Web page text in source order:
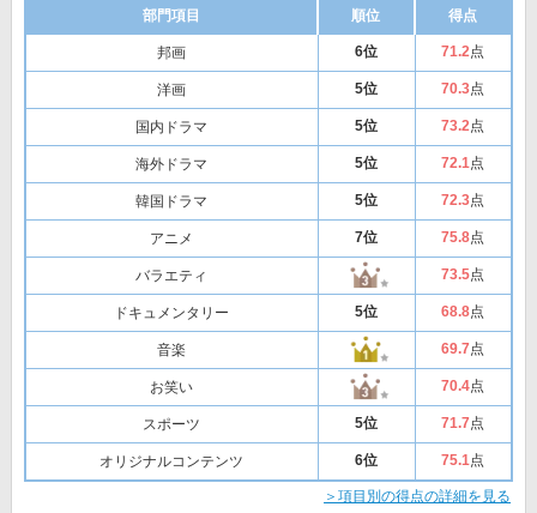
部門項目 順位 得点
邦画 6位 71.2点
洋画 5位 70.3点
国内ドラマ 5位 73.2点
海外ドラマ 5位 72.1点
韓国ドラマ 5位 72.3点
アニメ 7位 75.8点
バラエティ 73.5点
ドキュメンタリー 5位 68.8点
音楽 69.7点
お笑い 70.4点
スポーツ 5位 71.7点
オリジナルコンテンツ 6位 75.1点
＞項目別の得点の詳細を見る